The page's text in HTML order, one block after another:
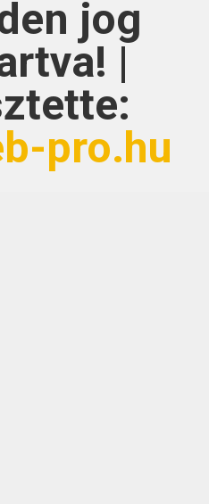
jog
|
pro.hu